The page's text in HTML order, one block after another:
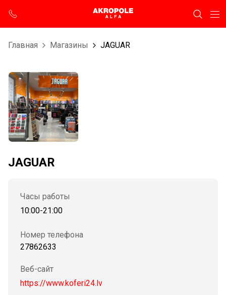
Главная Магазины JAGUAR
JAGUAR
Часы работы
10:00-21:00
Номер телефона
27862633
Веб-сайт
https://www.koferi24.lv